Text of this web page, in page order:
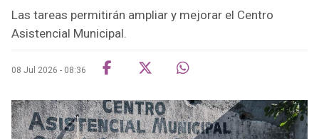
Las tareas permitirán ampliar y mejorar el Centro
Asistencial Municipal.
08 Jul 2026 - 08:36